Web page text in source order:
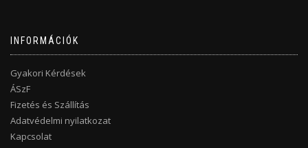
INFORMÁCIÓK
Gyakori Kérdések
ÁSzF
Fizetés és Szállítás
Adatvédelmi nyilatkozat
Kapcsolat